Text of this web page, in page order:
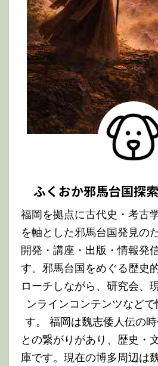
ふくおか邪馬台国探
福岡を拠点に古代史・考古
を軸とした邪馬台国発見の
開発・講座・出版・情報発
す。邪馬台国をめぐる歴史
ローチしながら、研究会、
ンラインコンテンツなど
す。 福岡は魏志倭人伝の
との繋がりがあり、歴史・
庫です。現在の博多周辺は